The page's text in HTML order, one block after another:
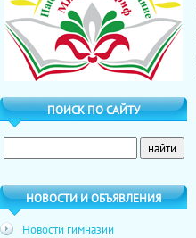
ПОИСК ПО САЙТУ
НОВОСТИ И ОБЪЯВЛЕНИЯ
Новости гимназии